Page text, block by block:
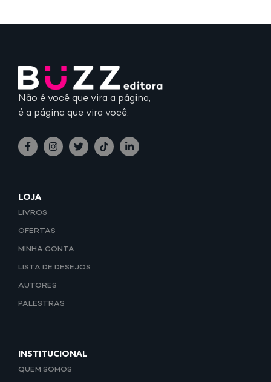
Não é você que vira a página,
é a página que vira você.
LOJA
LIVROS
OFERTAS
MINHA CONTA
LISTA DE DESEJOS
AUTORES
PALESTRAS
INSTITUCIONAL
QUEM SOMOS